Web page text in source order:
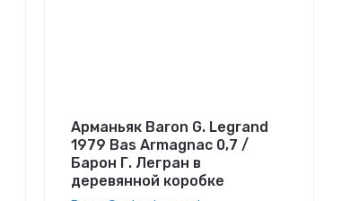
Арманьяк Baron G. Legrand
1979 Bas Armagnac 0,7 /
Барон Г. Легран в
деревянной коробке